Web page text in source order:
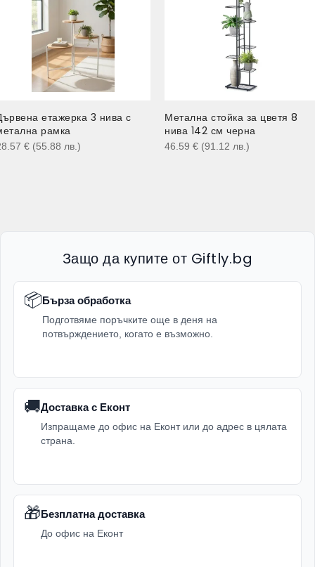
етажерка 3 нива с
рамка
€ (55.88 лв.)
Метална стойка за цветя 8
нива 142 см черна
46.59 € (91.12 лв.)
Защо да купите от Giftly.bg
📦Бърза обработка
Подготвяме поръчките още в деня на
потвърждението, когато е възможно.
🚚Доставка с Еконт
Изпращаме до офис на Еконт или до адрес в цялата
страна.
🎁Безплатна доставка
До офис на Еконт